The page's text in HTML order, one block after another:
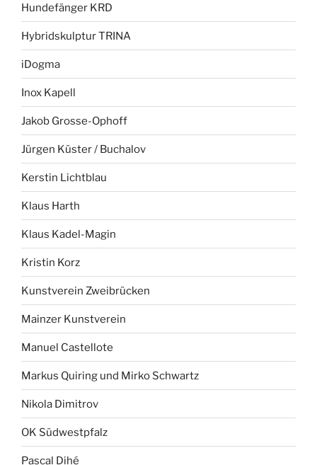
Hundefänger KRD
Hybridskulptur TRINA
iDogma
Inox Kapell
Jakob Grosse-Ophoff
Jürgen Küster / Buchalov
Kerstin Lichtblau
Klaus Harth
Klaus Kadel-Magin
Kristin Korz
Kunstverein Zweibrücken
Mainzer Kunstverein
Manuel Castellote
Markus Quiring und Mirko Schwartz
Nikola Dimitrov
OK Südwestpfalz
Pascal Dihé